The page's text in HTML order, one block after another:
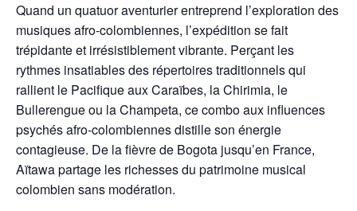
Quand un quatuor aventurier entreprend l’exploration des
musiques afro-colombiennes, l’expédition se fait
trépidante et irrésistiblement vibrante. Perçant les
rythmes insatiables des répertoires traditionnels qui
rallient le Pacifique aux Caraïbes, la Chirimia, le
Bullerengue ou la Champeta, ce combo aux influences
psychés afro-colombiennes distille son énergie
contagieuse. De la fièvre de Bogota jusqu’en France,
Aïtawa partage les richesses du patrimoine musical
colombien sans modération.